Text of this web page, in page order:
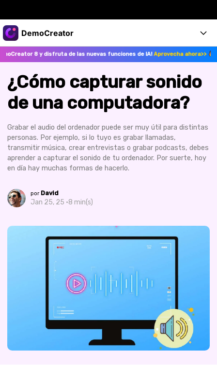
Productos destacados
Creatividad digital con AIGC
Utilidades
Empresas
Resumen
Soluciones
Quiénes somos
Sala de prensa
Tienda
Soporte
DemoCreator
Productos
Productos
Características
IA
Características IA
Consejos sobre la IA
Soluciones
DemoCreator para
Blog
Encuentra más soluciones >
Ayuda
Empieza
Empresa
y disfruta de las nuevas funciones de IA!Aprovecha ahora>>
¿Cómo capturar sonido
de una computadora?
Grabar el audio del ordenador puede ser muy útil para distintas
personas. Por ejemplo, si lo tuyo es grabar llamadas,
transmitir música, crear entrevistas o grabar podcasts, debes
aprender a capturar el sonido de tu ordenador. Por suerte, hoy
en día hay muchas formas de hacerlo.
por David
Jan 25, 25 ·8 min(s)